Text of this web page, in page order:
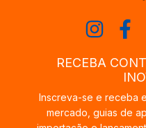
RECEBA
Inscreva-se e receba
mercado, guias de